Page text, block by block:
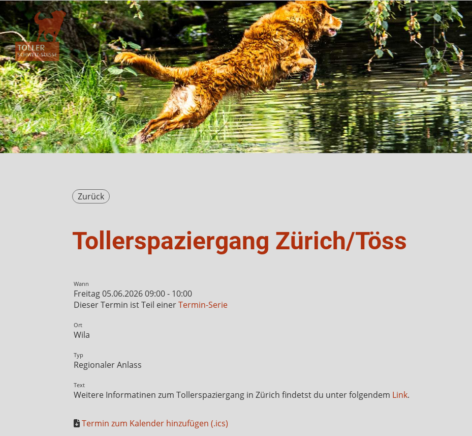
Zurück
Tollerspaziergang Zürich/Töss
Wann
Freitag 05.06.2026 09:00 - 10:00
Dieser Termin ist Teil einerTermin-Serie
Ort
Wila
Typ
Regionaler Anlass
Text
Weitere Informatinen zum Tollerspaziergang in Zürich findetst du unter folgendem Link.
Termin zum Kalender hinzufügen (.ics)